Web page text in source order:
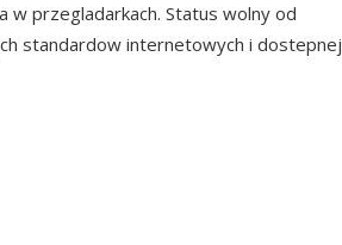
przegladarkach. Status wolny od
standardow internetowych i dostepnej